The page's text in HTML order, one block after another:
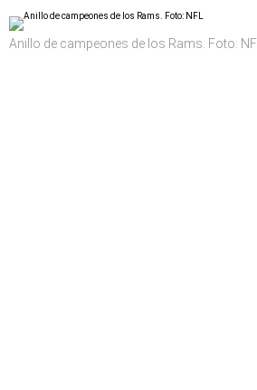
Anillo de campeones de los Rams. Foto: NFL